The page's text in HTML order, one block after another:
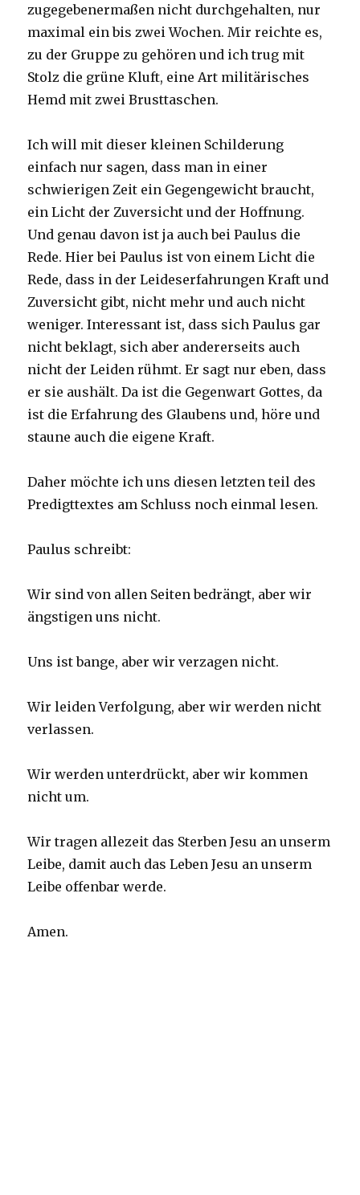
zugegebenermaßen nicht durchgehalten, nur
maximal ein bis zwei Wochen. Mir reichte es,
zu der Gruppe zu gehören und ich trug mit
Stolz die grüne Kluft, eine Art militärisches
Hemd mit zwei Brusttaschen.
Ich will mit dieser kleinen Schilderung
einfach nur sagen, dass man in einer
schwierigen Zeit ein Gegengewicht braucht,
ein Licht der Zuversicht und der Hoffnung.
Und genau davon ist ja auch bei Paulus die
Rede. Hier bei Paulus ist von einem Licht die
Rede, dass in der Leideserfahrungen Kraft und
Zuversicht gibt, nicht mehr und auch nicht
weniger. Interessant ist, dass sich Paulus gar
nicht beklagt, sich aber andererseits auch
nicht der Leiden rühmt. Er sagt nur eben, dass
er sie aushält. Da ist die Gegenwart Gottes, da
ist die Erfahrung des Glaubens und, höre und
staune auch die eigene Kraft.
Daher möchte ich uns diesen letzten teil des
Predigttextes am Schluss noch einmal lesen.
Paulus schreibt:
Wir sind von allen Seiten bedrängt, aber wir
ängstigen uns nicht.
Uns ist bange, aber wir verzagen nicht.
Wir leiden Verfolgung, aber wir werden nicht
verlassen.
Wir werden unterdrückt, aber wir kommen
nicht um.
Wir tragen allezeit das Sterben Jesu an unserm
Leibe, damit auch das Leben Jesu an unserm
Leibe offenbar werde.
Amen.